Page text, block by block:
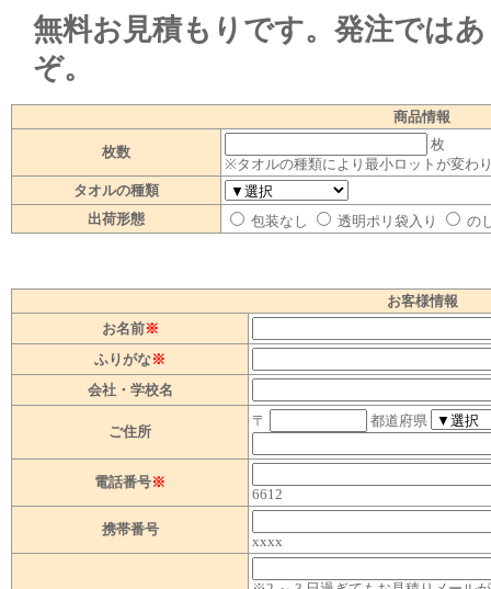
無料お見積もりです。発注では
ぞ。
商品情報
枚数
枚
※タオルの種類により最小ロットが変
タオルの種類
出荷形態
包装なし 透明ポリ袋入り の
お客様情報
お名前※
ふりがな※
会社・学校名
ご住所
〒 都道府県
電話番号※
6612
携帯番号
xxxx